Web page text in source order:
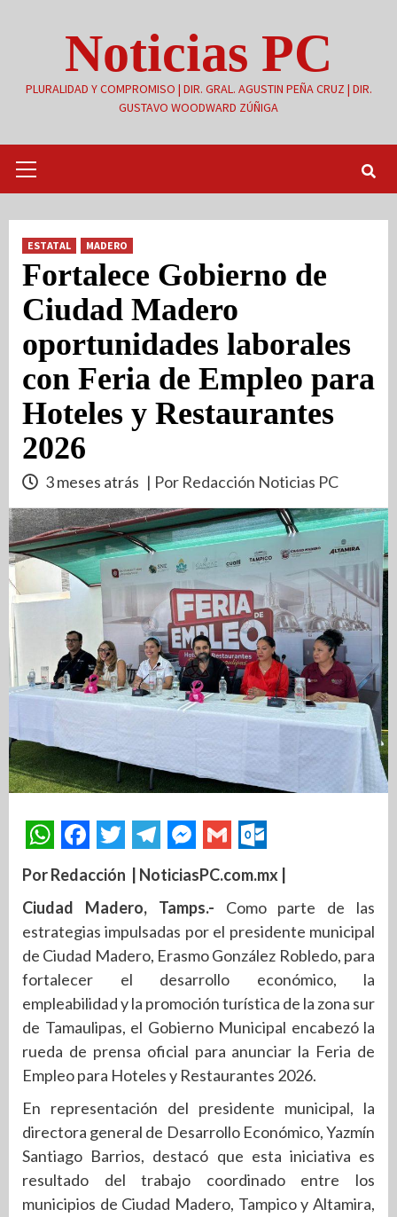
Noticias PC
PLURALIDAD Y COMPROMISO | DIR. GRAL. AGUSTIN PEÑA CRUZ | DIR.
GUSTAVO WOODWARD ZÚÑIGA
primario
ESTATAL MADERO
Fortalece Gobierno de
Ciudad Madero
oportunidades laborales
con Feria de Empleo para
Hoteles y Restaurantes
2026
3 meses atrás | Por Redacción Noticias PC
Por Redacción | NoticiasPC.com.mx |
Ciudad Madero, Tamps.- Como parte de las
estrategias impulsadas por el presidente municipal
de Ciudad Madero, Erasmo González Robledo, para
fortalecer el desarrollo económico, la
empleabilidad y la promoción turística de la zona sur
de Tamaulipas, el Gobierno Municipal encabezó la
rueda de prensa oficial para anunciar la Feria de
Empleo para Hoteles y Restaurantes 2026.
En representación del presidente municipal, la
directora general de Desarrollo Económico, Yazmín
Santiago Barrios, destacó que esta iniciativa es
resultado del trabajo coordinado entre los
municipios de Ciudad Madero, Tampico y Altamira,